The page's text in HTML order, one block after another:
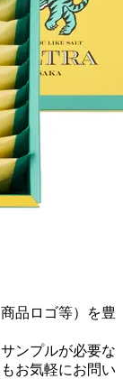
品ロゴ等）を豊
ンプルが必要な
お気軽にお問い